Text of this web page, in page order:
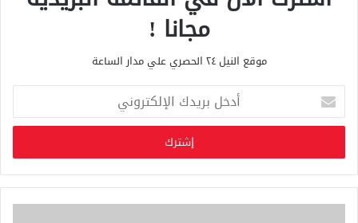
مجانا !
موقع النيل ٢٤ الحصري علي مدار الساعة
خ
ب
ر
ي
د